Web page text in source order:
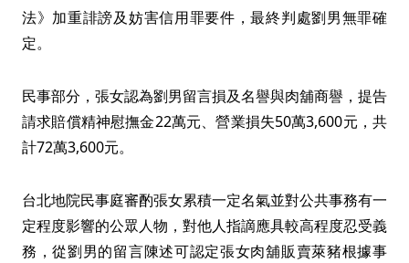
法》加重誹謗及妨害信用罪要件，最終判處劉男無罪確
定。
民事部分，張女認為劉男留言損及名譽與肉舖商譽，提告
請求賠償精神慰撫金22萬元、營業損失50萬3,600元，共
計72萬3,600元。
台北地院民事庭審酌張女累積一定名氣並對公共事務有一
定程度影響的公眾人物，對他人指謫應具較高程度忍受義
務，從劉男的留言陳述可認定張女肉舖販賣萊豬根據事